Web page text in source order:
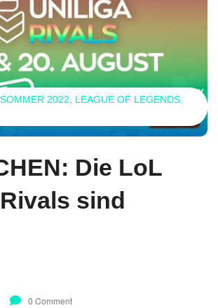
2022
LEAGUE OF LEGENDS
Die LoL
sind
0 Comment